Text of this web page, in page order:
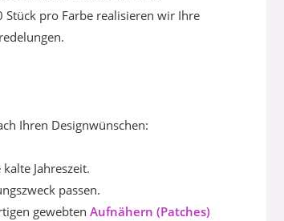
pro Farbe realisieren wir Ihre
Ihren Designwünschen:
Jahreszeit.
passen.
gewebten Aufnähern (Patches)